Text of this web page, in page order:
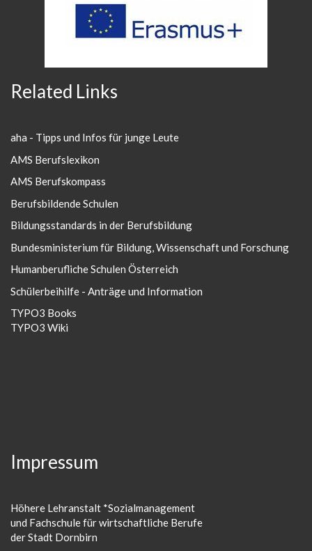
Related Links
aha - Tipps und Infos für junge Leute
AMS Berufslexikon
AMS Berufskompass
Berufsbildende Schulen
Bildungsstandards in der Berufsbildung
Bundesministerium für Bildung, Wissenschaft und Forschung
Humanberufliche Schulen Österreich
Schülerbeihilfe - Anträge und Information
TYPO3 Books
TYPO3 Wiki
Impressum
Höhere Lehranstalt *Sozialmanagement
und Fachschule für wirtschaftliche Berufe
der Stadt Dornbirn